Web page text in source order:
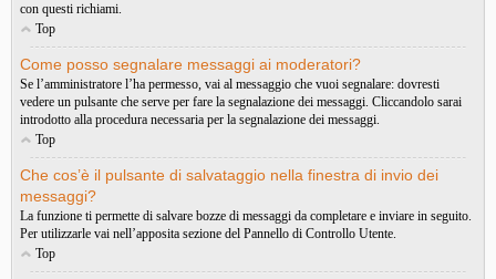
con questi richiami.
Top
Come posso segnalare messaggi ai moderatori?
Se l’amministratore l’ha permesso, vai al messaggio che vuoi segnalare: dovresti
vedere un pulsante che serve per fare la segnalazione dei messaggi. Cliccandolo sarai
introdotto alla procedura necessaria per la segnalazione dei messaggi.
Top
Che cos’è il pulsante di salvataggio nella finestra di invio dei
messaggi?
La funzione ti permette di salvare bozze di messaggi da completare e inviare in seguito.
Per utilizzarle vai nell’apposita sezione del Pannello di Controllo Utente.
Top